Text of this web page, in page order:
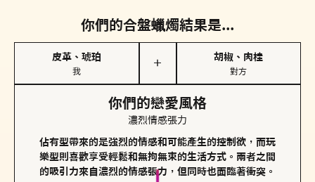
你們的合盤蠟燭結果是...
皮革、琥珀
我
＋
胡椒、肉桂
對方
你們的戀愛風格
濃烈情感張力
佔有型帶來的是強烈的情感和可能產生的控制欲，而玩
樂型則喜歡享受輕鬆和無拘無束的生活方式。兩者之間
的吸引力來自濃烈的情感張力，但同時也面臨著衝突。